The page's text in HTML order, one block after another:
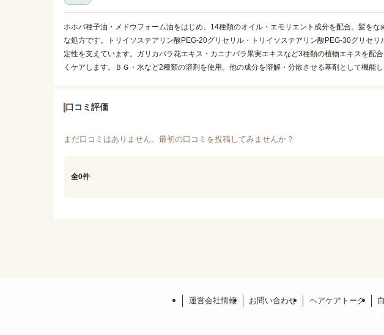
ホホバ種子油・メドウフォーム油をはじめ、14種類のオイル・エモリエント成分を配合。髪を
な処方です。トリイソステアリン酸PEG-20グリセリル・トリイソステアリン酸PEG-30グリセ
定性を支えています。ガリカバラ花エキス・カニナバラ果実エキスなど3種類の植物エキスを配
くケアします。ＢＧ・水など2種類の溶剤を使用。他の成分を溶解・分散させる基剤として機能
口コミ評価
まだ口コミはありません。最初の口コミを投稿してみませんか？
全0件
運営会社情報 お問い合わせ ヘアケアトーク